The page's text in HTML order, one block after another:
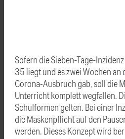
Sofern die Sieben-Tage-
35 liegt und es zwei Wochen an
Corona-Ausbruch gab, soll die
Unterricht komplett wegfallen.
Schulformen gelten. Bei einer
die Maskenpflicht auf den
werden. Dieses Konzept wird